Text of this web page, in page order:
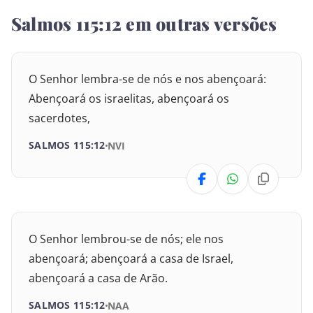
Deuteronômio
Josué
Juízes
Rute
II Reis
Salmos 115:12 em outras versões
O Senhor lembra-se de nós e nos abençoará:
Abençoará os israelitas, abençoará os
sacerdotes,
SALMOS 115:12NVI
O Senhor lembrou-se de nós; ele nos
abençoará; abençoará a casa de Israel,
abençoará a casa de Arão.
SALMOS 115:12NAA